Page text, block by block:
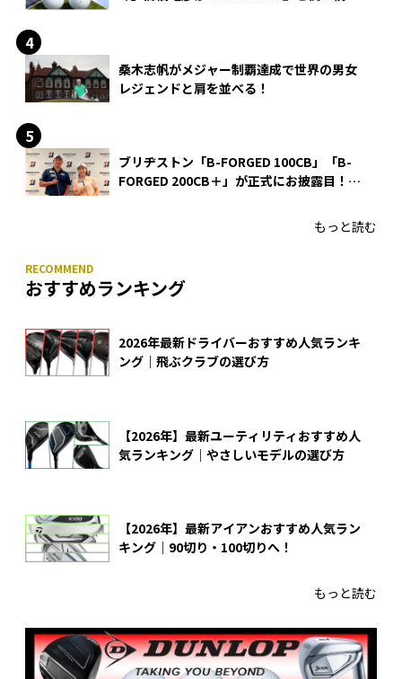
桑木志帆がメジャー制覇達成で世界の男女
レジェンドと肩を並べる！
ブリヂストン「B-FORGED 100CB」「B-
FORGED 200CB＋」が正式にお披露目！
もっと読む
おすすめランキング
2026年最新ドライバーおすすめ人気ランキ
ング｜飛ぶクラブの選び方
【2026年】最新ユーティリティおすすめ人
気ランキング｜やさしいモデルの選び方
【2026年】最新アイアンおすすめ人気ラン
キング｜90切り・100切りへ！
もっと読む